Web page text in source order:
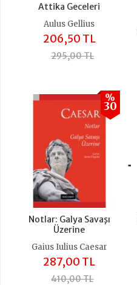
Attika Geceleri
Aulus Gellius
206,50 TL
295,00 TL
Notlar: Galya Savaşı
Üzerine
%
30
Gaius Iulius Caesar
287,00 TL
410,00 TL
+